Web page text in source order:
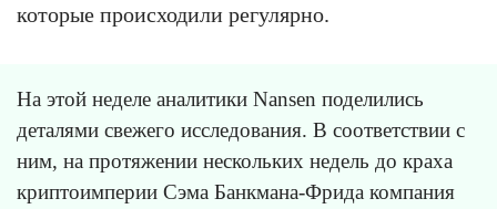
которые происходили регулярно.
На этой неделе аналитики Nansen поделились
деталями свежего исследования. В соответствии с
ним, на протяжении нескольких недель до краха
криптоимперии Сэма Банкмана-Фрида компания